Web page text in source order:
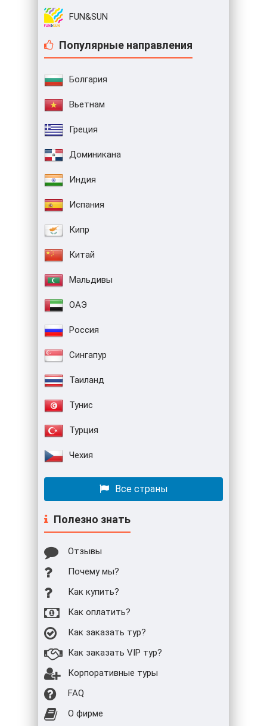
FUN&SUN
Популярные направления
Болгария
Вьетнам
Греция
Доминикана
Индия
Испания
Кипр
Китай
Мальдивы
ОАЭ
Россия
Сингапур
Таиланд
Тунис
Турция
Чехия
Все страны
Полезно знать
Отзывы
Почему мы?
Как купить?
Как оплатить?
Как заказать тур?
Как заказать VIP тур?
Корпоративные туры
FAQ
О фирме